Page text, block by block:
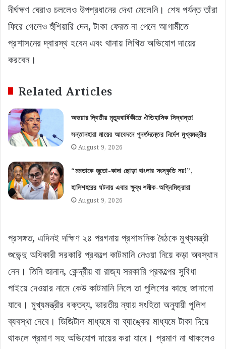
দীর্ঘক্ষণ ঘেরাও চললেও উপপ্রধানের দেখা মেলেনি। শেষ পর্যন্ত তাঁরা
ফিরে গেলেও হুঁশিয়ারি দেন, টাকা ফেরত না পেলে আগামীতে
প্রশাসনের দ্বারস্থ হবেন এবং থানায় লিখিত অভিযোগ দায়ের
করবেন।
Related Articles
অভয়ার দ্বিতীয় মৃত্যুবার্ষিকীতে ঐতিহাসিক সিদ্ধান্ত!
সন্তানহারা মায়ের আবেদনে পুনর্তদন্তের নির্দেশ মুখ্যমন্ত্রীর
August 9, 2026
“মমতাকে জুতো-কাদা ছোড়া বাংলার সংস্কৃতি নয়!”,
হালিশহরের ঘটনায় এবার ক্ষুব্ধ শমীক-অগ্নিমিত্রারা
August 9, 2026
প্রসঙ্গত, এদিনই দক্ষিণ ২৪ পরগনায় প্রশাসনিক বৈঠকে মুখ্যমন্ত্রী
শুভেন্দু অধিকারী সরকারি প্রকল্পে কাটমানি নেওয়া নিয়ে কড়া অবস্থান
নেন। তিনি জানান, কেন্দ্রীয় বা রাজ্য সরকারি প্রকল্পের সুবিধা
পাইয়ে দেওয়ার নামে কেউ কাটমানি নিলে তা পুলিশের কাছে জানানো
যাবে। মুখ্যমন্ত্রীর বক্তব্য, ভারতীয় ন্যায় সংহিতা অনুযায়ী পুলিশ
ব্যবস্থা নেবে। ডিজিটাল মাধ্যমে বা ব্যাঙ্কের মাধ্যমে টাকা দিয়ে
থাকলে প্রমাণ সহ অভিযোগ দায়ের করা যাবে। প্রমাণ না থাকলেও